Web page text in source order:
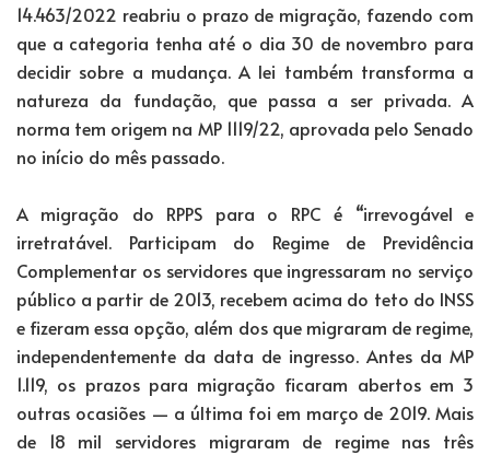
14.463/2022 reabriu o prazo de migração, fazendo com
que a categoria tenha até o dia 30 de novembro para
decidir sobre a mudança. A lei também transforma a
natureza da fundação, que passa a ser privada. A
norma tem origem na MP 1119/22, aprovada pelo Senado
no início do mês passado.
A migração do RPPS para o RPC é “irrevogável e
irretratável. Participam do Regime de Previdência
Complementar os servidores que ingressaram no serviço
público a partir de 2013, recebem acima do teto do INSS
e fizeram essa opção, além dos que migraram de regime,
independentemente da data de ingresso. Antes da MP
1.119, os prazos para migração ficaram abertos em 3
outras ocasiões — a última foi em março de 2019. Mais
de 18 mil servidores migraram de regime nas três